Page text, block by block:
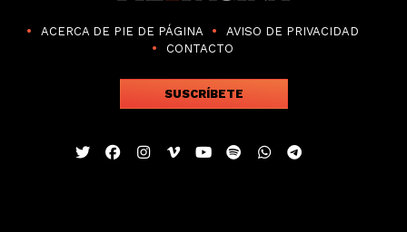
ACERCA DE PIE DE PÁGINA
AVISO DE PRIVACIDAD
CONTACTO
SUSCRÍBETE